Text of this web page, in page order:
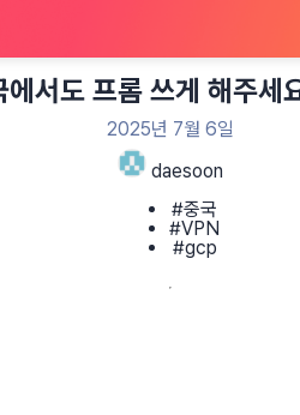
에서도 프롬 쓰게 해주세
2025년 7월 6일
daesoon
#중국
#VPN
#gcp